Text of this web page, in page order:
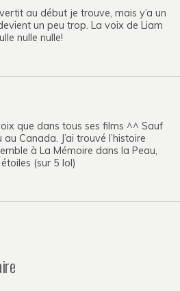
au début je trouve, mais y’a un
un peu trop. La voix de Liam
nulle nulle!
que dans tous ses films ^^ Sauf
au Canada. J’ai trouvé l’histoire
à La Mémoire dans la Peau,
(sur 5 lol)